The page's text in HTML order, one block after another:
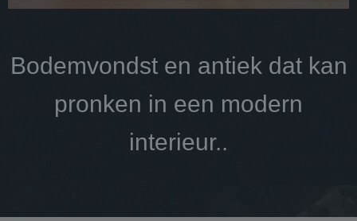
Bodemvondst en antiek dat kan
pronken in een modern
interieur..